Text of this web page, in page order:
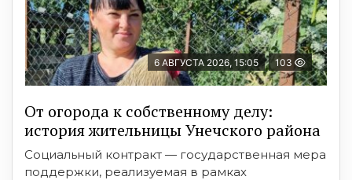
6 АВГУСТА 2026, 15:05 103
От огорода к собственному делу:
история жительницы Унечского района
Социальный контракт — государственная мера
поддержки, реализуемая в рамках